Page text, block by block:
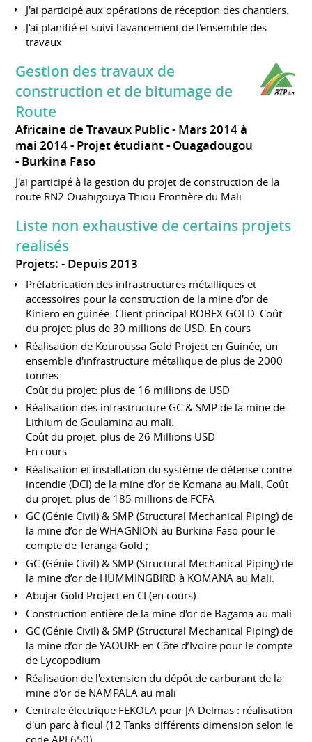
J'ai participé aux opérations de réception des chantiers.
J'ai planifié et suivi l'avancement de l'ensemble des
travaux
Gestion des travaux de
construction et de bitumage de
Route
Africaine de Travaux Public
Mars 2014 à
mai 2014 Projet étudiant
Ouagadougou
Burkina Faso
J'ai participé à la gestion du projet de construction de la
route RN2 Ouahigouya-Thiou-Frontière du Mali
Liste non exhaustive de certains projets
realisés
Projets: Depuis 2013
Préfabrication des infrastructures métalliques et
accessoires pour la construction de la mine d'or de
Kiniero en guinée. Client principal ROBEX GOLD. Coût
du projet: plus de 30 millions de USD. En cours
Réalisation de Kouroussa Gold Project en Guinée, un
ensemble d'infrastructure métallique de plus de 2000
tonnes.
Coût du projet: plus de 16 millions de USD
Réalisation des infrastructure GC & SMP de la mine de
Lithium de Goulamina au mali.
Coût du projet: plus de 26 Millions USD
En cours
Réalisation et installation du système de défense contre
incendie (DCI) de la mine d'or de Komana au Mali. Coût
du projet: plus de 185 millions de FCFA
GC (Génie Civil) & SMP (Structural Mechanical Piping) de
la mine d’or de WHAGNION au Burkina Faso pour le
compte de Teranga Gold ;
GC (Génie Civil) & SMP (Structural Mechanical Piping) de
la mine d’or de HUMMINGBIRD à KOMANA au Mali.
Abujar Gold Project en CI (en cours)
Construction entière de la mine d'or de Bagama au mali
GC (Génie Civil) & SMP (Structural Mechanical Piping) de
la mine d’or de YAOURE en Côte d’Ivoire pour le compte
de Lycopodium
Réalisation de l'extension du dépôt de carburant de la
mine d'or de NAMPALA au mali
Centrale électrique FEKOLA pour JA Delmas : réalisation
d'un parc à fioul (12 Tanks différents dimension selon le